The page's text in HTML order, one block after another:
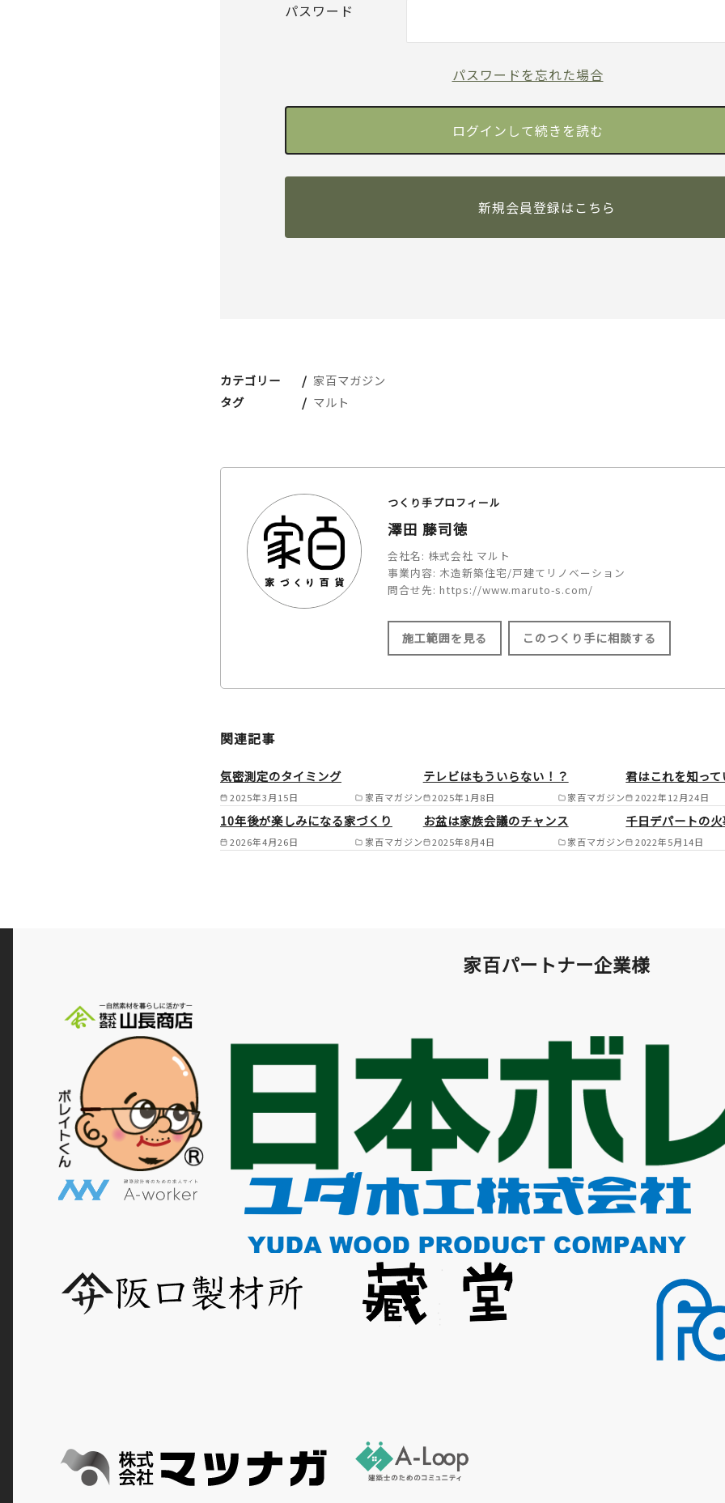
パスワード
パスワードを忘れた場合
新規会員登録はこちら
カテゴリー
家百マガジン
タグ
マルト
つくり手プロフィール
澤田 藤司徳
会社名: 株式会社 マルト
事業内容: 木造新築住宅/戸建てリノベーション
問合せ先: https://www.maruto-s.com/
施工範囲を見る
市/栗東市/草津市/甲賀市/湖南市/大津
愛荘町/竜王町/日野町 /
このつくり手に相談する
関連記事
2025年3月15日 家百マガジン
気密測定のタイミング
2025年1月8日 家百マガジン
テレビはもういらない！？
2022年12月24日
君はこれを知っ
2026年4月26日 家百マガジン
10年後が楽しみになる家づくり
2025年8月4日 家百マガジン
お盆は家族会議のチャンス
2022年5月14日
千日デパートの
家百パートナー企業様